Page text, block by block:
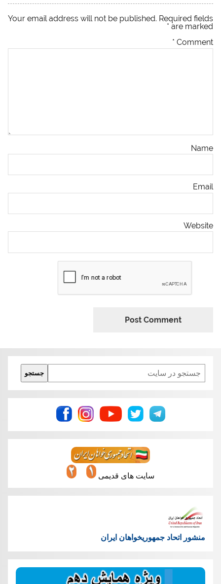
Your email address will not be published. Required fields
are marked
*
Comment
*
Name
Email
Website
Search
جستجو
سایت های قدیمی
منشور اتحاد جمهوریخواهان ایران